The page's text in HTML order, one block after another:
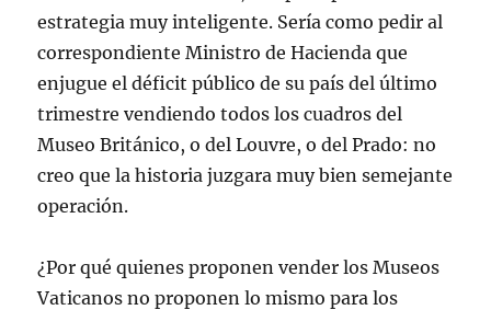
estrategia muy inteligente. Sería como pedir al
correspondiente Ministro de Hacienda que
enjugue el déficit público de su país del último
trimestre vendiendo todos los cuadros del
Museo Británico, o del Louvre, o del Prado: no
creo que la historia juzgara muy bien semejante
operación.
¿Por qué quienes proponen vender los Museos
Vaticanos no proponen lo mismo para los